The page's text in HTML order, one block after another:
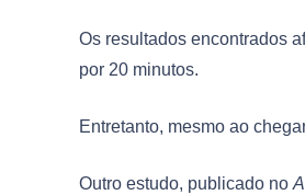
Os resultados encontrados
por 20 minutos.
Entretanto, mesmo ao
Outro estudo, publicado no